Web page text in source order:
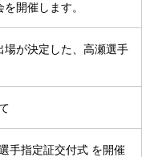
開催します。
場が決定した、高瀬選手
手指定証交付式 を開催